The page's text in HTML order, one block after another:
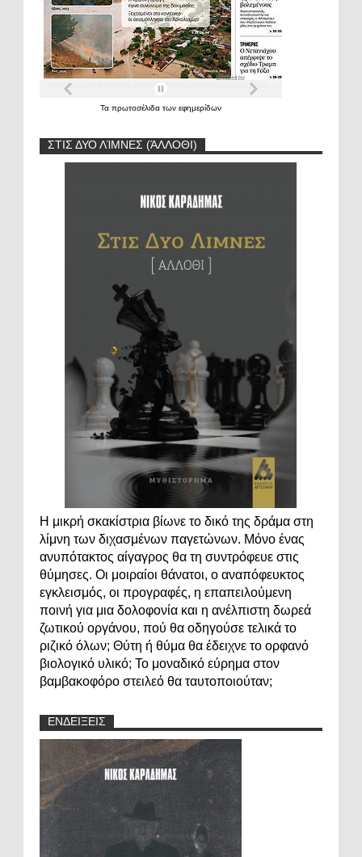
Τα πρωτοσέλιδα των εφημερίδων
ΣΤΙΣ ΔΥΟ ΛΊΜΝΕΣ (ΆΛΛΟΘΙ)
Η μικρή σκακίστρια βίωνε το δικό της δράμα στη
λίμνη των διχασμένων παγετώνων. Μόνο ένας
ανυπότακτος αίγαγρος θα τη συντρόφευε στις
θύμησες. Οι μοιραίοι θάνατοι, ο αναπόφευκτος
εγκλεισμός, οι προγραφές, η επαπειλούμενη
ποινή για μια δολοφονία και η ανέλπιστη δωρεά
ζωτικού οργάνου, πού θα οδηγούσε τελικά το
ριζικό όλων; Θύτη ή θύμα θα έδειχνε το ορφανό
βιολογικό υλικό; Το μοναδικό εύρημα στον
βαμβακοφόρο στειλεό θα ταυτοποιούταν;
ΕΝΔΕΙΞΕΙΣ